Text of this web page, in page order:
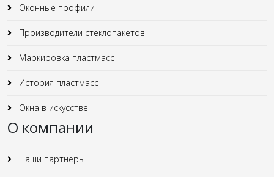
Оконные профили
Производители стеклопакетов
Маркировка пластмасс
История пластмасс
Окна в искусстве
О компании
Наши партнеры